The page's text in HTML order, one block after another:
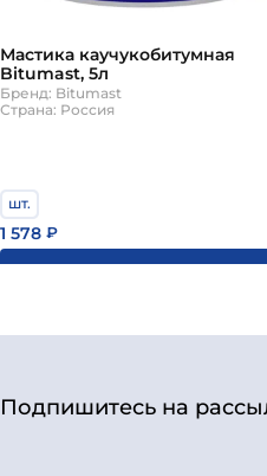
Мастика каучукобитумная
Bitumast, 5л
Бренд: Bitumast
Страна: Россия
шт.
1 578 ₽
Подпишитесь на